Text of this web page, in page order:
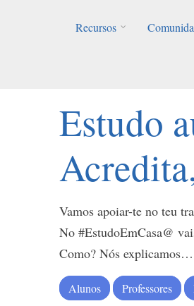
Recursos
Estudo
Vamos apoiar-te no teu
No #EstudoEmCasa@
Como? Nós explicamos…
Alunos Professores